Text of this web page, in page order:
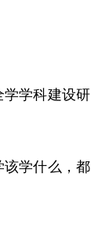
学科建设研
学什么，都